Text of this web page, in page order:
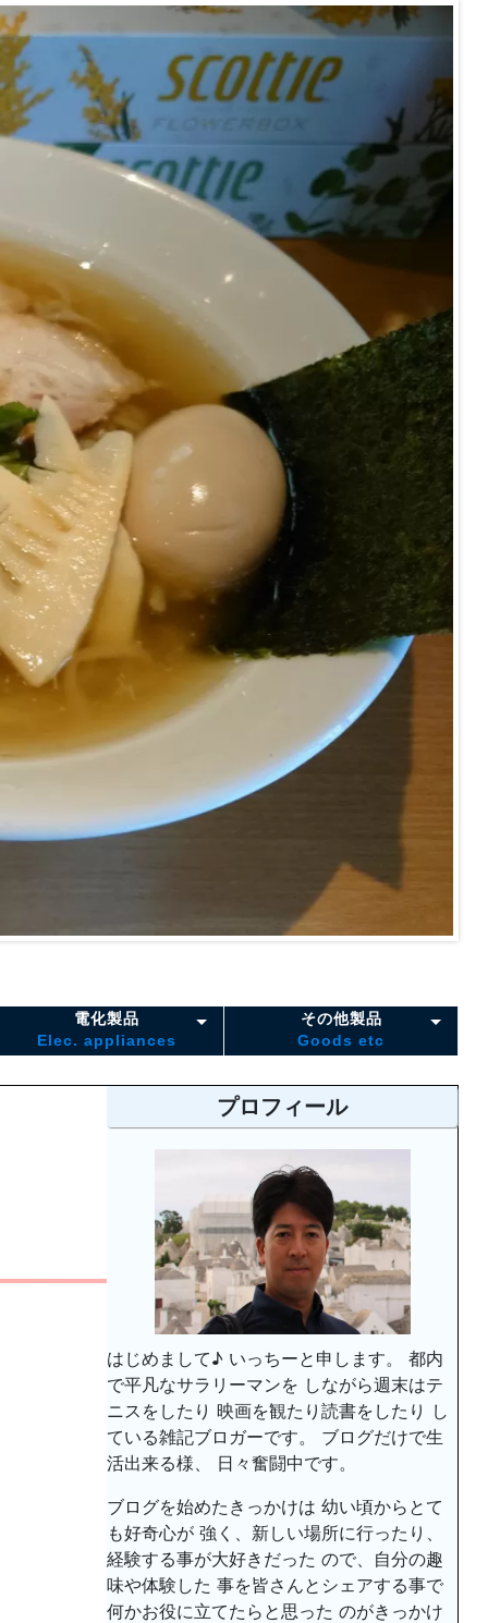
電化製品
Elec. appliances
その他製品
Goods etc
プロフィール
はじめまして♪ いっちーと申します。 都内
で平凡なサラリーマンを しながら週末はテ
ニスをしたり 映画を観たり読書をしたり し
ている雑記ブロガーです。 ブログだけで生
活出来る様、 日々奮闘中です。
ブログを始めたきっかけは 幼い頃からとて
も好奇心が 強く、新しい場所に行ったり、
経験する事が大好きだった ので、自分の趣
味や体験した 事を皆さんとシェアする事で
何かお役に立てたらと思った のがきっかけ